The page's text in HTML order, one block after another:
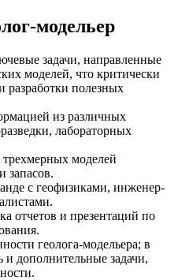
модельер
задачи, направленные
моделей, что критически
разработки полезных
из различных
лабораторных
трехмерных моделей
запасов.
с геофизиками, инженер-
отчетов и презентаций по
геолога-модельера; в
и дополнительные задачи,